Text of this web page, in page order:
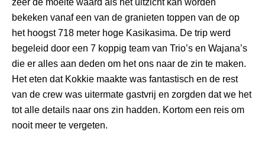
bekeken vanaf een van de granieten toppen van de op
het hoogst 718 meter hoge Kasikasima. De trip werd
begeleid door een 7 koppig team van Trio’s en Wajana’s
die er alles aan deden om het ons naar de zin te maken.
Het eten dat Kokkie maakte was fantastisch en de rest
van de crew was uitermate gastvrij en zorgden dat we het
tot alle details naar ons zin hadden. Kortom een reis om
nooit meer te vergeten.